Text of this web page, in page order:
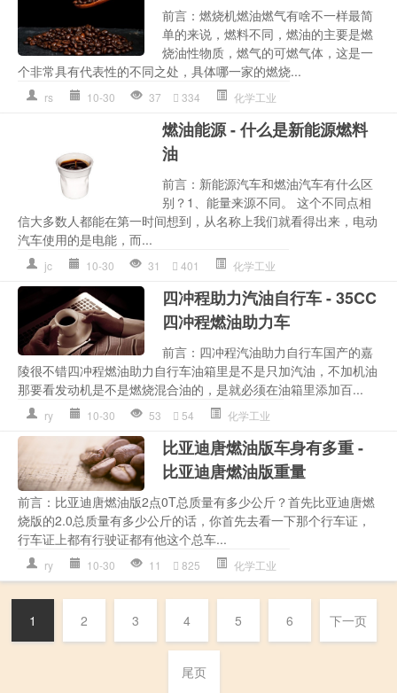
前言：燃烧机燃油燃气有啥不一样最简
单的来说，燃料不同，燃油的主要是燃
烧油性物质，燃气的可燃气体，这是一
个非常具有代表性的不同之处，具体哪一家的燃烧...
rs 10-30 37 334 化学工业
燃油能源 - 什么是新能源燃料
油
前言：新能源汽车和燃油汽车有什么区
别？1、能量来源不同。 这个不同点相
信大多数人都能在第一时间想到，从名称上我们就看得出来，电动
汽车使用的是电能，而...
jc 10-30 31 401 化学工业
四冲程助力汽油自行车 - 35CC
四冲程燃油助力车
前言：四冲程汽油助力自行车国产的嘉
陵很不错四冲程燃油助力自行车油箱里是不是只加汽油，不加机油
那要看发动机是不是燃烧混合油的，是就必须在油箱里添加百...
ry 10-30 53 54 化学工业
比亚迪唐燃油版车身有多重 -
比亚迪唐燃油版重量
前言：比亚迪唐燃油版2点0T总质量有多少公斤？首先比亚迪唐燃
烧版的2.0总质量有多少公斤的话，你首先去看一下那个行车证，
行车证上都有行驶证都有他这个总车...
ry 10-30 11 825 化学工业
1 2 3 4 5 6 下一页
尾页